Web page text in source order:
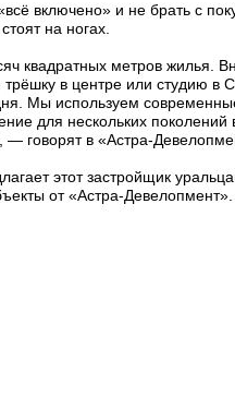
включено» и не брать с
на ногах.
квадратных метров жилья.
трёшку в центре или студию
Мы используем
для нескольких
говорят в «Астра-
этот застройщик
от «Астра-Девелопмент».